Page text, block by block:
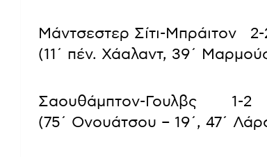
Μάντσεστερ Σίτι-Μπράιτον
(11΄ πέν. Χάαλαντ, 39΄
Σαουθάμπτον-Γουλβς          1-2
(75΄ Ονουάτσου – 19΄, 47΄